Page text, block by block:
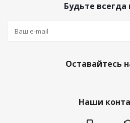
Будьте всегда
Оставайтесь
Наши